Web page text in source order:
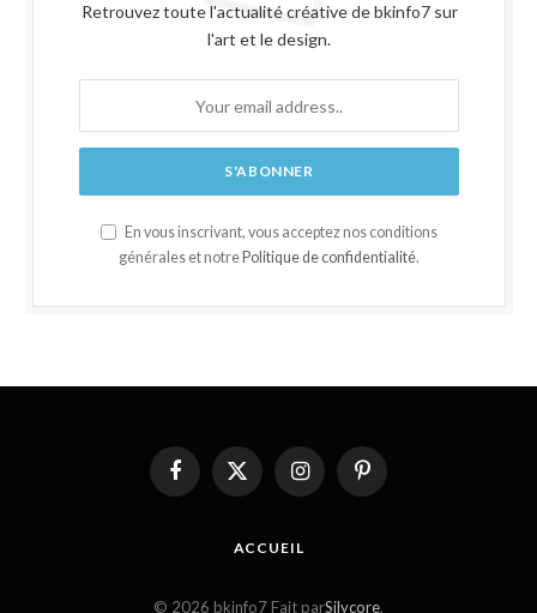
Retrouvez toute l'actualité créative de bkinfo7 sur
l'art et le design.
En vous inscrivant, vous acceptez nos conditions
générales et notre Politique de confidentialité.
FacebookX
InstagramPinterest
ACCUEIL
© 2026 bkinfo7 Fait parSilycore.